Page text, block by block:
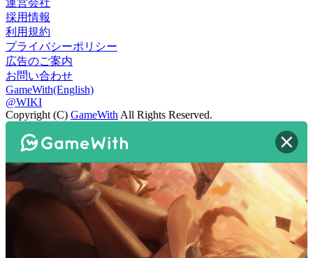
採用情報
利用規約
プライバシーポリシー
広告のご案内
お問い合わせ
GameWith(English)
@WIKI
Copyright (C) GameWith All Rights Reserved.